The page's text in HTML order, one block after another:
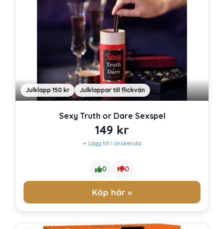
Julklapp 150 kr Julklappar till flickvän
Sexy Truth or Dare Sexspel
149 kr
+ Lägg till i önskelista
0 0
Köp här »